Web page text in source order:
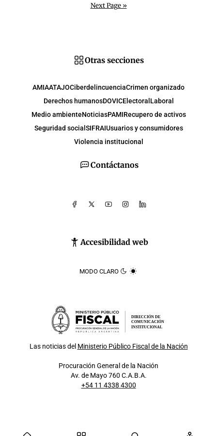
Next Page »
Contáctanos
Accesibilidad web
MODO CLARO
Otras secciones
AMIAATAJOCiberdelincuenciaCrimen organizado
Derechos humanosDOVICElectoral Laboral
Medio ambienteNoticiasPAMIRecupero de activos
Seguridad social SIFRAIUsuarios y consumidores
Violencia institucional
DIRECCIÓN DE
COMUNICACIÓN
INSTITUCIONAL
Las noticias del Ministerio Público Fiscal de la Nación
Procuración General de la Nación
Av. de Mayo 760 C.A.B.A.
+54 11 4338 4300